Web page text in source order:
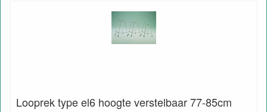
Looprek type el6 hoogte verstelbaar 77-85cm